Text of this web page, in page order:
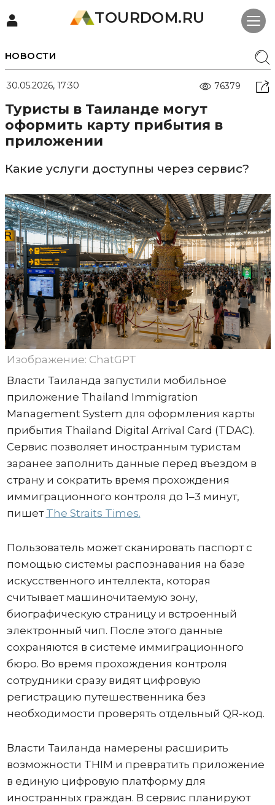
TOURDOM.RU
НОВОСТИ
30.05.2026, 17:30 76379
Туристы в Таиланде могут
оформить карту прибытия в
приложении
Какие услуги доступны через сервис?
Изображение: ChatGPT
Власти Таиланда запустили мобильное
приложение Thailand Immigration
Management System для оформления карты
прибытия Thailand Digital Arrival Card (TDAC).
Сервис позволяет иностранным туристам
заранее заполнить данные перед въездом в
страну и сократить время прохождения
иммиграционного контроля до 1–3 минут,
пишет The Straits Times.
Пользователь может сканировать паспорт с
помощью системы распознавания на базе
искусственного интеллекта, которая
считывает машиночитаемую зону,
биографическую страницу и встроенный
электронный чип. После этого данные
сохраняются в системе иммиграционного
бюро. Во время прохождения контроля
сотрудники сразу видят цифровую
регистрацию путешественника без
необходимости проверять отдельный QR-код.
Власти Таиланда намерены расширить
возможности THIM и превратить приложение
в единую цифровую платформу для
иностранных граждан. В сервис планируют